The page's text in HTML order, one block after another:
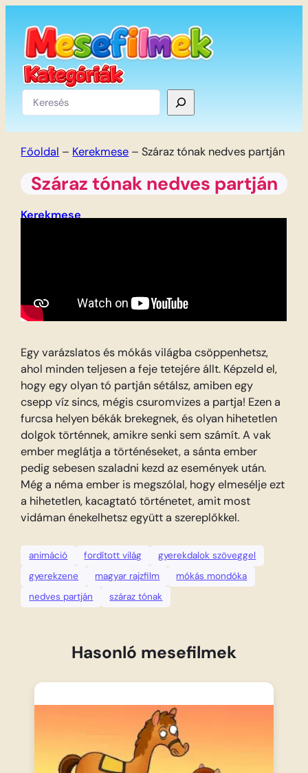
tartalomhoz
Keresés
Főoldal – Kerekmese –Száraz tónak nedves partján
Száraz tónak nedves partján
Kerekmese
Egy varázslatos és mókás világba csöppenhetsz,
ahol minden teljesen a feje tetejére állt. Képzeld el,
hogy egy olyan tó partján sétálsz, amiben egy
csepp víz sincs, mégis csuromvizes a partja! Ezen a
furcsa helyen békák brekegnek, és olyan hihetetlen
dolgok történnek, amikre senki sem számít. A vak
ember meglátja a történéseket, a sánta ember
pedig sebesen szaladni kezd az események után.
Még a néma ember is megszólal, hogy elmesélje ezt
a hihetetlen, kacagtató történetet, amit most
vidáman énekelhetsz együtt a szereplőkkel.
animáció fordított világ
gyerekdalok szöveggel
gyerekzene
magyar rajzfilm
mókás mondóka
nedves partján
száraz tónak
Hasonló mesefilmek